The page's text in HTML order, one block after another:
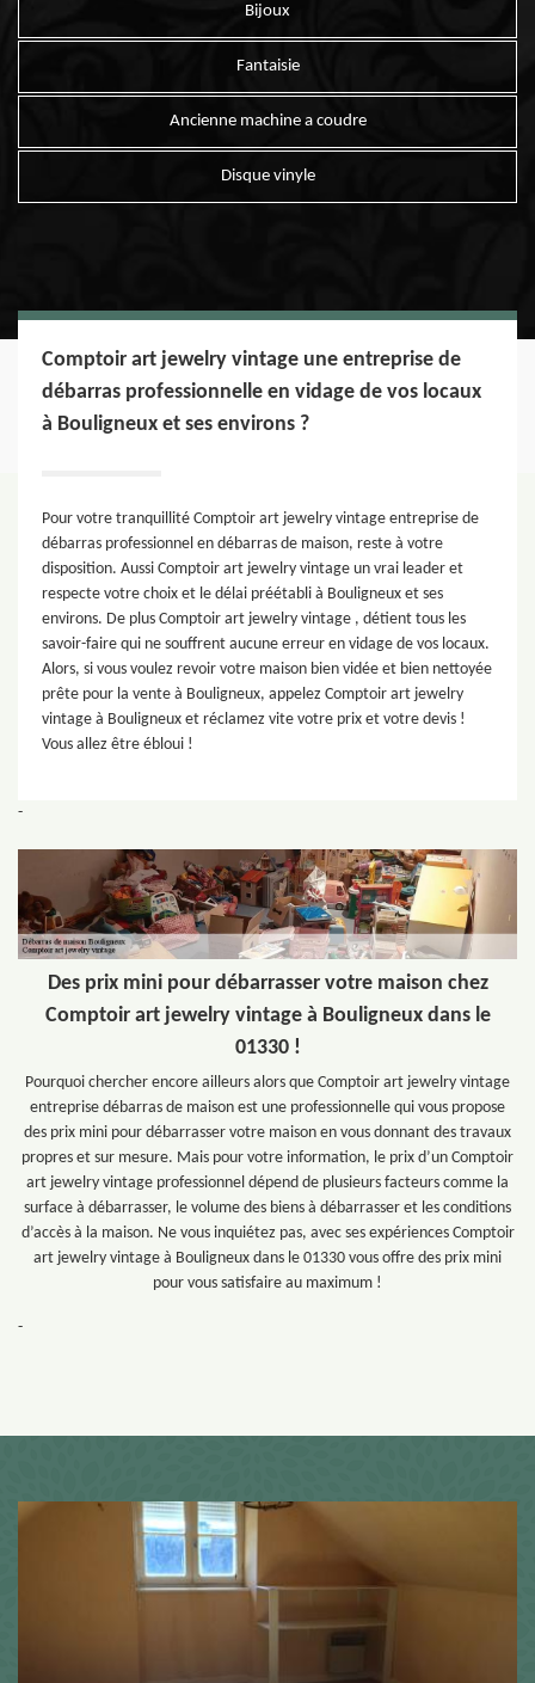
Bijoux
Fantaisie
Ancienne machine a coudre
Disque vinyle
Comptoir art jewelry vintage une entreprise de
débarras professionnelle en vidage de vos locaux
à Bouligneux et ses environs ?
Pour votre tranquillité Comptoir art jewelry vintage entreprise de
débarras professionnel en débarras de maison, reste à votre
disposition. Aussi Comptoir art jewelry vintage un vrai leader et
respecte votre choix et le délai préétabli à Bouligneux et ses
environs. De plus Comptoir art jewelry vintage , détient tous les
savoir-faire qui ne souffrent aucune erreur en vidage de vos locaux.
Alors, si vous voulez revoir votre maison bien vidée et bien nettoyée
prête pour la vente à Bouligneux, appelez Comptoir art jewelry
vintage à Bouligneux et réclamez vite votre prix et votre devis !
Vous allez être ébloui !
-
Des prix mini pour débarrasser votre maison chez
Comptoir art jewelry vintage à Bouligneux dans le
01330 !
Pourquoi chercher encore ailleurs alors que Comptoir art jewelry vintage
entreprise débarras de maison est une professionnelle qui vous propose
des prix mini pour débarrasser votre maison en vous donnant des travaux
propres et sur mesure. Mais pour votre information, le prix d’un Comptoir
art jewelry vintage professionnel dépend de plusieurs facteurs comme la
surface à débarrasser, le volume des biens à débarrasser et les conditions
d’accès à la maison. Ne vous inquiétez pas, avec ses expériences Comptoir
art jewelry vintage à Bouligneux dans le 01330 vous offre des prix mini
pour vous satisfaire au maximum !
-